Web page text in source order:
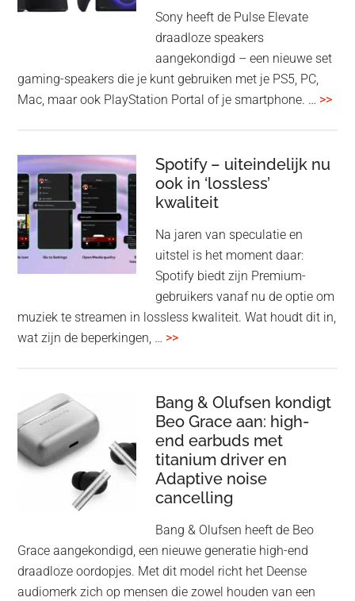
Sony heeft de Pulse Elevate
draadloze speakers
aangekondigd – een nieuwe set
gaming-speakers die je kunt gebruiken met je PS5, PC,
Mac, maar ook PlayStation Portal of je smartphone. … >>
Spotify – uiteindelijk nu
ook in ‘lossless’
kwaliteit
Na jaren van speculatie en
uitstel is het moment daar:
Spotify biedt zijn Premium-
gebruikers vanaf nu de optie om
muziek te streamen in lossless kwaliteit. Wat houdt dit in,
wat zijn de beperkingen, … >>overSpotify
nu
ook
in
‘lossless’
kwaliteit
Bang & Olufsen kondigt
Beo Grace aan: high-
end earbuds met
titanium driver en
Adaptive noise
cancelling
Bang & Olufsen heeft de Beo
Grace aangekondigd, een nieuwe generatie high-end
draadloze oordopjes. Met dit model richt het Deense
audiomerk zich op mensen die zowel houden van een